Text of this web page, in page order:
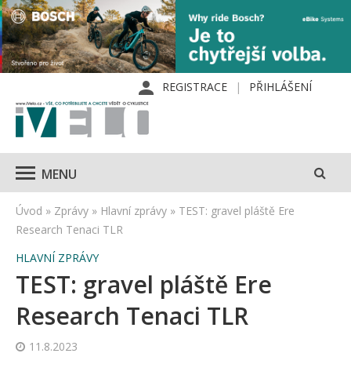
REGISTRACE PŘIHLÁŠENÍ
MENU
Úvod » Zprávy » Hlavní zprávy » TEST: gravel pláště Ere
Research Tenaci TLR
HLAVNÍ ZPRÁVY
TEST: gravel pláště Ere
Research Tenaci TLR
11.8.2023